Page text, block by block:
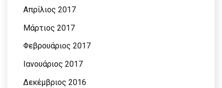
Απρίλιος 2017
Μάρτιος 2017
Φεβρουάριος 2017
Ιανουάριος 2017
Δεκέμβριος 2016